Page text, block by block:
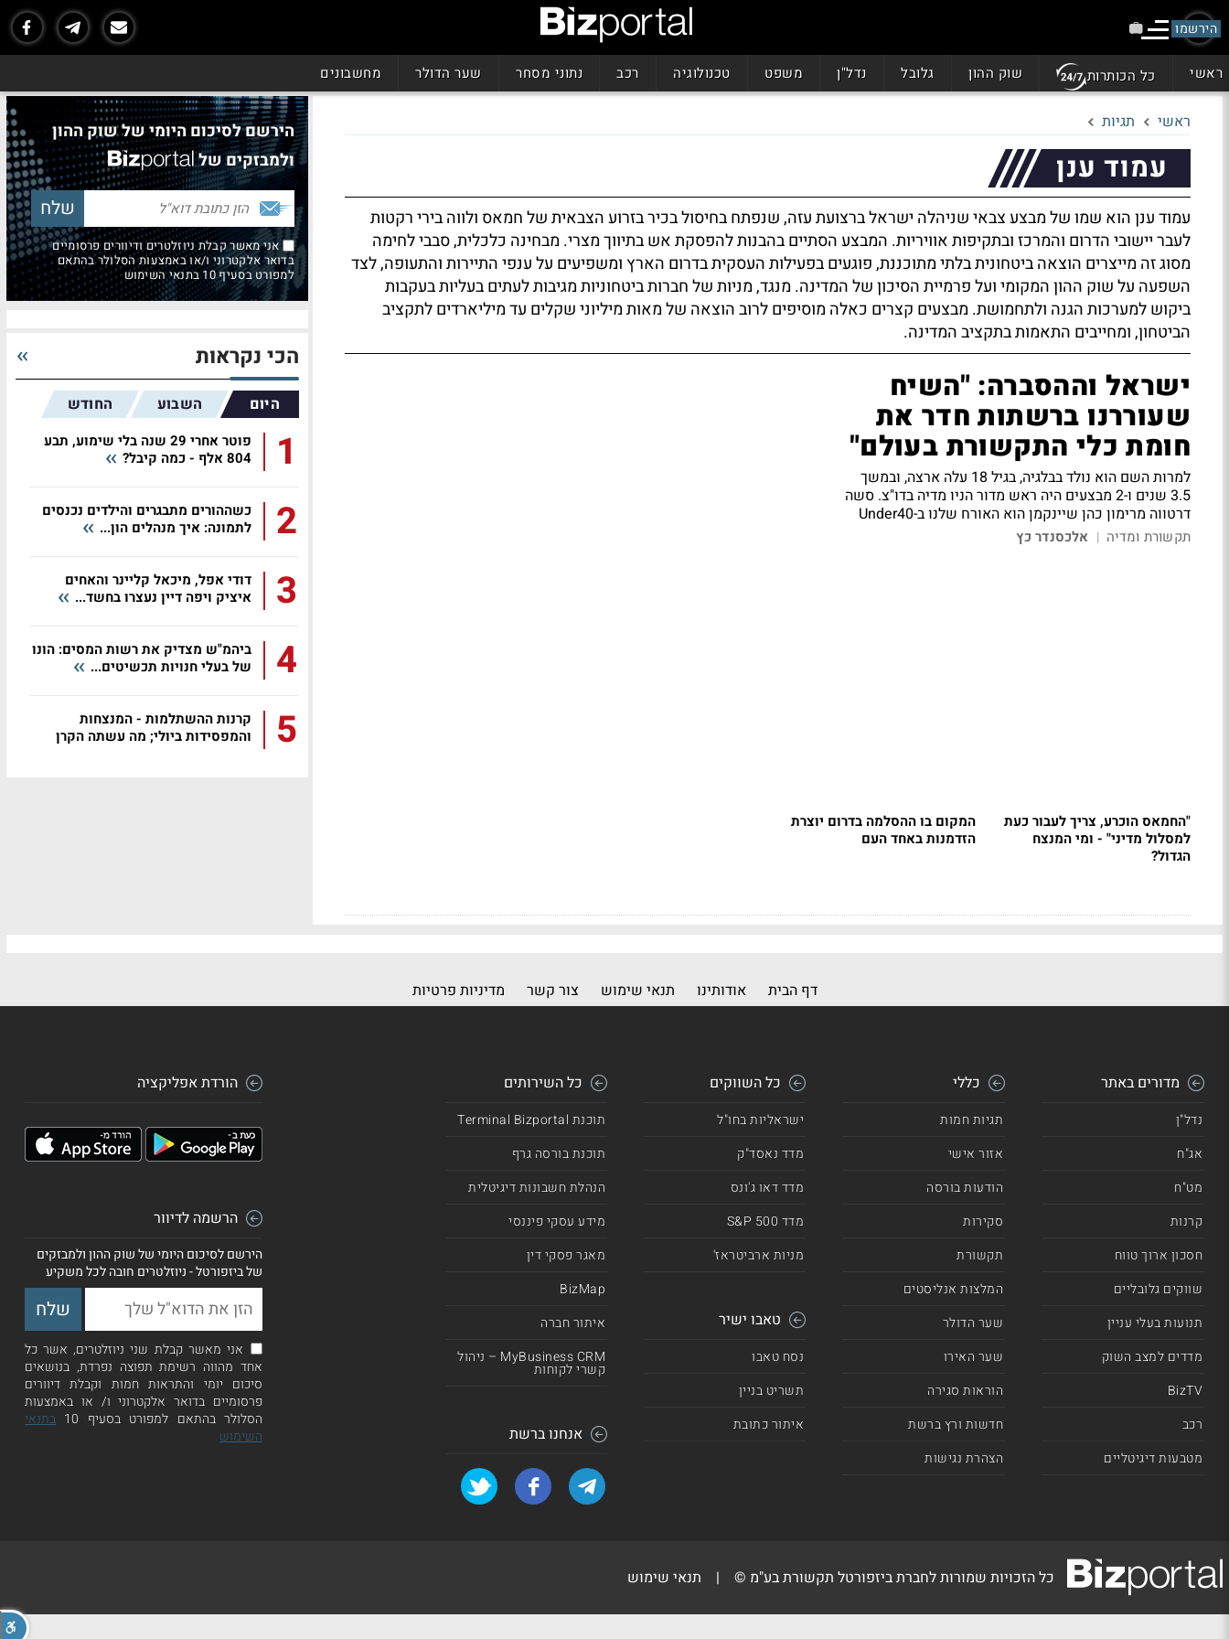
הירשמו
ראשי כל הכותרות שוק ההון גלובל נדל"ן משפט טכנולוגיה רכב נתוני מסחר שער הדולר מחשבונים
ראשי תגיות
עמוד ענן
עמוד ענן הוא שמו של מבצע צבאי שניהלה ישראל ברצועת עזה, שנפתח בחיסול בכיר בזרוע הצבאית של חמאס ולווה בירי רקטות
לעבר יישובי הדרום והמרכז ובתקיפות אוויריות. המבצע הסתיים בהבנות להפסקת אש בתיווך מצרי. מבחינה כלכלית, סבבי לחימה
מסוג זה מייצרים הוצאה ביטחונית בלתי מתוכננת, פוגעים בפעילות העסקית בדרום הארץ ומשפיעים על ענפי התיירות והתעופה, לצד
השפעה על שוק ההון המקומי ועל פרמיית הסיכון של המדינה. מנגד, מניות של חברות ביטחוניות מגיבות לעתים בעליות בעקבות
ביקוש למערכות הגנה ולתחמושת. מבצעים קצרים כאלה מוסיפים לרוב הוצאה של מאות מיליוני שקלים עד מיליארדים לתקציב
הביטחון, ומחייבים התאמות בתקציב המדינה.
ישראל וההסברה: "השיח
שעוררנו ברשתות חדר את
חומת כלי התקשורת בעולם"
למרות השם הוא נולד בבלגיה, בגיל 18 עלה ארצה, ובמשך
3.5 שנים ו-2 מבצעים היה ראש מדור הניו מדיה בדו"צ.
סשה
דרטווה מרימון כהן שיינקמן הוא האורח שלנו ב-Under40
תקשורת ומדיה | אלכסנדר כץ
"החמאס הוכרע, צריך לעבור כעת
למסלול מדיני" - ומי המנצח
הגדול?
המקום בו ההסלמה בדרום יוצרת
הזדמנות באחד העם
הירשם לסיכום היומי של שוק ההון
ולמבזקים של
אני מאשר קבלת ניוזלטרים ודיוורים פרסומיים
בדואר אלקטרוני ו/או באמצעות הסלולר בהתאם
למפורט בסעיף 10 בתנאי השימוש
הכי נקראות
היום השבוע החודש
1
פוטר אחרי 29 שנה בלי שימוע, תבע
804 אלף - כמה קיבל?
2
כשההורים מתבגרים והילדים נכנסים
לתמונה: איך מנהלים הון...
3
דודי אפל, מיכאל קליינר והאחים
איציק ויפה דיין נעצרו בחשד...
4
ביהמ"ש מצדיק את רשות המסים: הונו
של בעלי חנויות תכשיטים...
5
קרנות ההשתלמות - המנצחות
והמפסידות ביולי; מה עשתה הקרן
דף הבית אודותינו תנאי שימוש צור קשר מדיניות פרטיות
מדורים באתר
נדל"ן
אג"ח
מט"ח
קרנות
חסכון ארוך טווח
שווקים גלובליים
תנועות בעלי עניין
מדדים למצב השוק
BizTV
רכב
מטבעות דיגיטליים
כללי
תגיות חמות
אזור אישי
הודעות בורסה
סקירות
תקשורת
המלצות אנליסטים
שער הדולר
שער האירו
הוראות סגירה
חדשות ורץ ברשת
הצהרת נגישות
כל השווקים
ישראליות בחו"ל
מדד נאסד"ק
מדד דאו ג'ונס
מדד 500 S&P
מניות ארביטראז'
טאבו ישיר
נסח טאבו
תשריט בניין
איתור כתובת
כל השירותים
תוכנת Terminal Bizportal
תוכנת בורסה גרף
הנהלת חשבונות דיגיטלית
מידע עסקי פיננסי
מאגר פסקי דין
BizMap
איתור חברה
MyBusiness CRM – ניהול
קשרי לקוחות
אנחנו ברשת
הורדת אפליקציה
הרשמה לדיוור
הירשם לסיכום היומי של שוק ההון ולמבזקים
של ביזפורטל - ניוזלטרים חובה לכל משקיע
אני מאשר קבלת שני ניוזלטרים, אשר כל
אחד מהווה רשימת תפוצה נפרדת, בנושאים
סיכום יומי והתראות חמות וקבלת דיוורים
פרסומיים בדואר אלקטרוני ו/ או באמצעות
הסלולר בהתאם למפורט בסעיף 10
בתנאי
השימוש
כל הזכויות שמורות לחברת ביזפורטל תקשורת בע"מ © | תנאי שימוש